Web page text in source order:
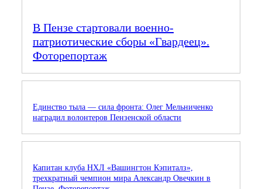
В Пензе стартовали военно-
патриотические сборы «Гвардеец».
Фоторепортаж
Единство тыла — сила фронта: Олег Мельниченко
наградил волонтеров Пензенской области
Капитан клуба НХЛ «Вашингтон Кэпиталз»,
трехкратный чемпион мира Александр Овечкин в